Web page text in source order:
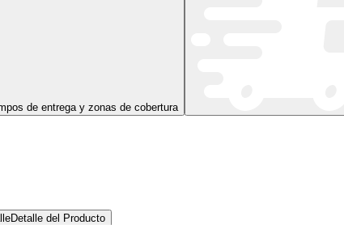
de entrega y zonas de cobertura
Detalle del Producto